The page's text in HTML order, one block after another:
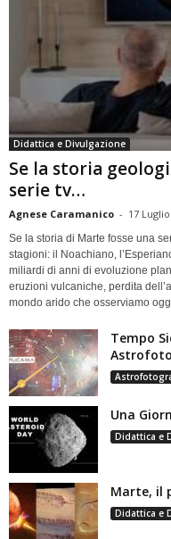
Didattica e Divulgazione
Se la storia
serie tv…
Agnese Caramanico - 17
Se la storia di Marte fosse una
stagioni: il Noachiano,
miliardi di anni di evoluzione
eruzioni vulcaniche, perdita
mondo arido che osserviamo
Tempo
Una
Didattica e
Marte, il
Didattica e